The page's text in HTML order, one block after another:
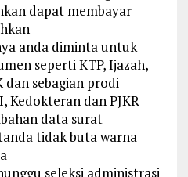
dapat membayar
anda diminta untuk
seperti KTP, Ijazah,
dan sebagian prodi
Kedokteran dan PJKR
data surat
tidak buta warna
seleksi administrasi